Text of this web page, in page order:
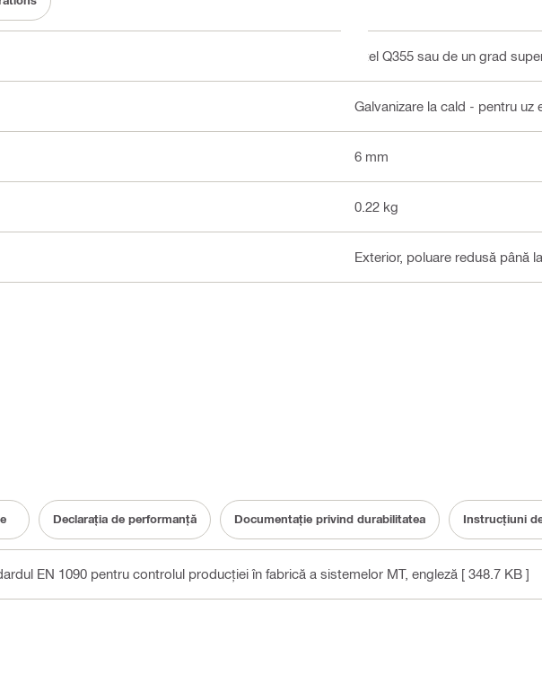
Oțel Q355 sau de un grad
Galvanizare la cald - pentru uz
6 mm
0.22 kg
Exterior, poluare redusă până
Declarația de performanță Documentație privind durabilitatea Instrucțiuni
EN 1090 pentru controlul producției în fabrică a sistemelor MT, engleză [ 348.7 KB ]